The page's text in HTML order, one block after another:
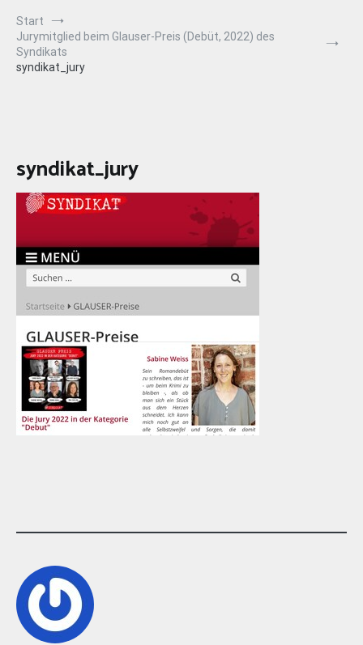
Start
Jurymitglied beim Glauser-Preis (Debüt, 2022) des
Syndikats
syndikat_jury
syndikat_jury